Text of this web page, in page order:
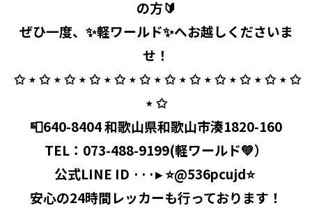
の方🔰
ぜひ一度、✨軽ワールド✨へお越しくださいま
せ！
⁡ ✩ ⋆ ✩ ⋆ ✩ ⋆ ✩ ⋆ ✩ ⋆ ✩ ⋆ ✩ ⋆ ✩ ⋆ ✩ ⋆ ✩ ⋆ ✩ ⋆ ✩
⋆ ✩
⁡ 📮640-8404 和歌山県和歌山市湊1820-160 ⁡
TEL： 073-488-9199(軽ワールド💚）
公式LINE ID ···▸ ⭐️@536pcujd⭐️ ⁡
安心の24時間レッカーも行っております！